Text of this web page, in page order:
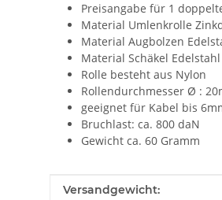
Preisangabe für 1
Material Umlenkrolle
Material Augbolzen
Material Schäkel Edelstahl
Rolle besteht aus Nylon
Rollendurchmesser Ø :
geeignet für Kabel bis
Bruchlast: ca. 800 daN
Gewicht ca. 60 Gramm
Produkteigenschaft
Wert
Versandgewicht: